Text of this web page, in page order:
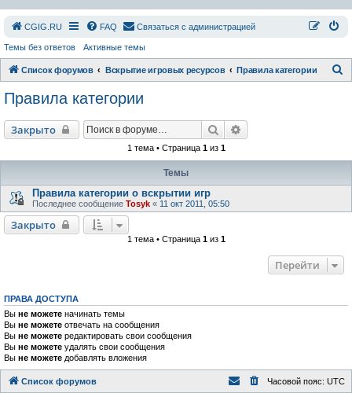
СGIG.RU FAQ Связаться с администрацией
Темы без ответов Активные темы
Список форумов Вскрытие игровых ресурсов Правила категории
Правила категории
Закрыто Поиск
1 тема • Страница 1из 1
Темы
Правила категории о вскрытии игр
Последнее сообщение Tosyk « 11 окт 2011, 05:50
Закрыто
1 тема • Страница 1из 1
Перейти
ПРАВА ДОСТУПА
Вы не можете начинать темы
Вы не можете отвечать на сообщения
Вы не можете редактировать свои сообщения
Вы не можете удалять свои сообщения
Вы не можете добавлять вложения
Список форумов Часовой пояс: UTC